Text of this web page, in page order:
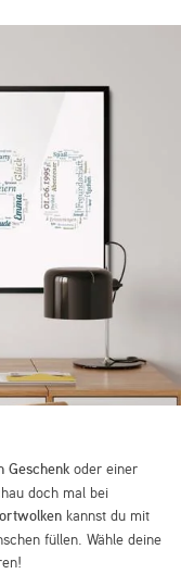
Geschenk oder einer
doch mal bei
kannst du mit
füllen. Wähle deine